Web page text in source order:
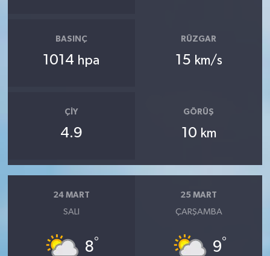
BASINÇ
1014 hpa
RÜZGAR
15 km/s
ÇIY
4.9
GÖRÜŞ
10 km
24 MART
SALI
8°
25 MART
ÇARŞAMBA
9°